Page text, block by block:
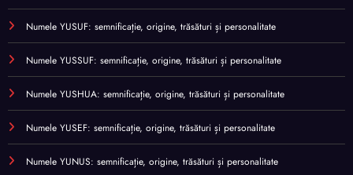
Numele YUSUF: semnificație, origine, trăsături și personalitate
Numele YUSSUF: semnificație, origine, trăsături și personalitate
Numele YUSHUA: semnificație, origine, trăsături și personalitate
Numele YUSEF: semnificație, origine, trăsături și personalitate
Numele YUNUS: semnificație, origine, trăsături și personalitate